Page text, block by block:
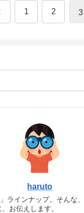
1 2 3
haruto
ラインナップ。そんな
お伝えします。